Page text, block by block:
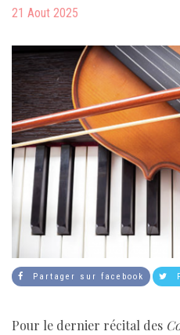
21 Aout 2025
Partager sur facebook
Pour le dernier récital des